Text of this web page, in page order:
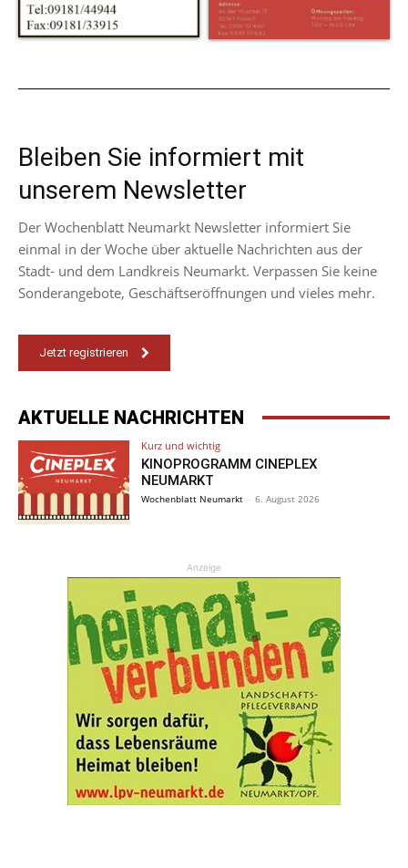
Bleiben Sie informiert mit
unserem Newsletter
Der Wochenblatt Neumarkt Newsletter informiert Sie
einmal in der Woche über aktuelle Nachrichten aus der
Stadt- und dem Landkreis Neumarkt. Verpassen Sie keine
Sonderangebote, Geschäftseröffnungen und vieles mehr.
Jetzt registrieren
AKTUELLE NACHRICHTEN
Kurz und wichtig
KINOPROGRAMM CINEPLEX
NEUMARKT
Wochenblatt Neumarkt - 6. August 2026
Anzeige